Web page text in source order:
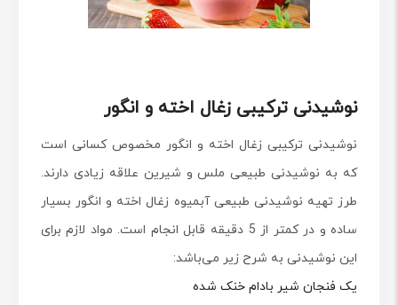
نوشیدنی ترکیبی زغال اخته و انگور
نوشیدنی ترکیبی زغال اخته و انگور مخصوص کسانی است
که به نوشیدنی طبیعی ملس و شیرین علاقه زیادی دارند.
طرز تهیه نوشیدنی طبیعی آبمیوه زغال اخته و انگور بسیار
ساده و در کمتر از 5 دقیقه قابل انجام است. مواد لازم برای
این نوشیدنی به شرح زیر می‌باشد:
یک فنجان شیر بادام خنک شده